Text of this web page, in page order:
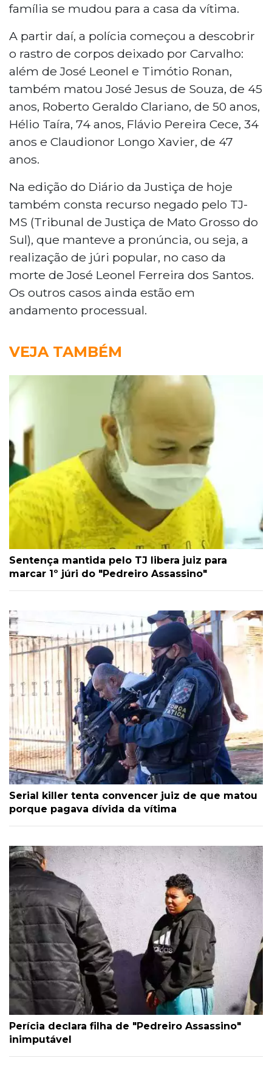
família se mudou para a casa da vítima.
A partir daí, a polícia começou a descobrir
o rastro de corpos deixado por Carvalho:
além de José Leonel e Timótio Ronan,
também matou José Jesus de Souza, de 45
anos, Roberto Geraldo Clariano, de 50 anos,
Hélio Taíra, 74 anos, Flávio Pereira Cece, 34
anos e Claudionor Longo Xavier, de 47
anos.
Na edição do Diário da Justiça de hoje
também consta recurso negado pelo TJ-
MS (Tribunal de Justiça de Mato Grosso do
Sul), que manteve a pronúncia, ou seja, a
realização de júri popular, no caso da
morte de José Leonel Ferreira dos Santos.
Os outros casos ainda estão em
andamento processual.
VEJA TAMBÉM
Sentença mantida pelo TJ libera juiz para
marcar 1º júri do "Pedreiro Assassino"
Serial killer tenta convencer juiz de que matou
porque pagava dívida da vítima
Perícia declara filha de "Pedreiro Assassino"
inimputável